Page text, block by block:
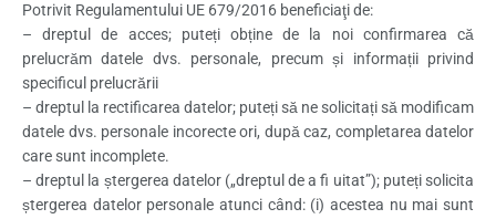
Potrivit Regulamentului UE 679/2016 beneficiaţi de:
– dreptul de acces; puteți obține de la noi confirmarea că
prelucrăm datele dvs. personale, precum și informații privind
specificul prelucrării
– dreptul la rectificarea datelor; puteți să ne solicitați să modificam
datele dvs. personale incorecte ori, după caz, completarea datelor
care sunt incomplete.
– dreptul la ștergerea datelor („dreptul de a fi uitat”); puteți solicita
ștergerea datelor personale atunci când: (i) acestea nu mai sunt